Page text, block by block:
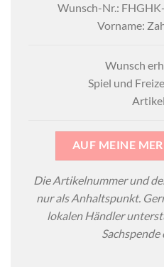
Wunsch-Nr.:
Vorname:
Wunsch
Spiel und
AUF MEINE
Die Artikelnummer und
nur als Anhaltspunkt.
lokalen Händler